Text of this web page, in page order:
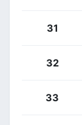
31
32
33